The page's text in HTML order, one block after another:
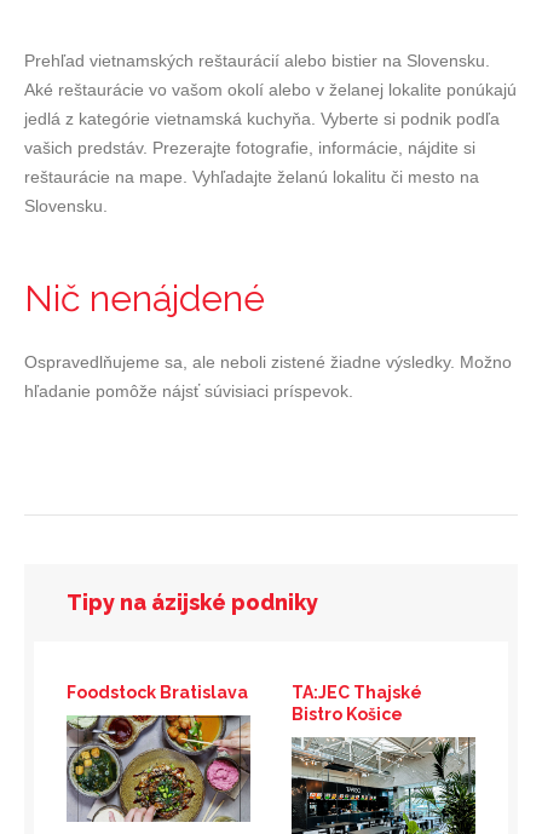
Prehľad vietnamských reštaurácií alebo bistier na Slovensku.
Aké reštaurácie vo vašom okolí alebo v želanej lokalite ponúkajú
jedlá z kategórie vietnamská kuchyňa. Vyberte si podnik podľa
vašich predstáv. Prezerajte fotografie, informácie, nájdite si
reštaurácie na mape. Vyhľadajte želanú lokalitu či mesto na
Slovensku.
Nič nenájdené
Ospravedlňujeme sa, ale neboli zistené žiadne výsledky. Možno
hľadanie pomôže nájsť súvisiaci príspevok.
Tipy na ázijské podniky
Foodstock Bratislava
TA:JEC Thajské
Bistro Košice